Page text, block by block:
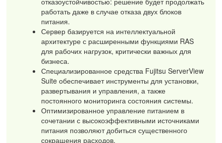
работать даже в случае отказа двух блоков
питания.
Сервер базируется на интеллектуальной
архитектуре с расширенными функциями RAS
для рабочих нагрузок, критически важных для
бизнеса.
Специализированное средства Fujitsu ServerView
Suite обеспечивает инструменты для установки,
развертывания и управления, а также
постоянного мониторинга состояния системы.
Оптимизированное управление питанием в
сочетании с высокоэффективными источниками
питания позволяют добиться существенного
сокращения расходов.